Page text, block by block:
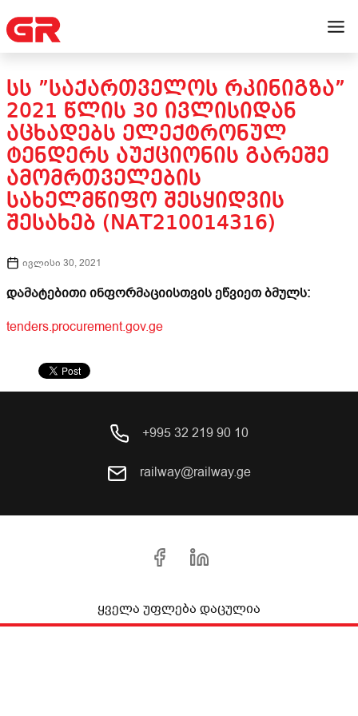
ᲡᲡ ”ᲡᲐᲥᲐᲠᲗᲕᲔᲚᲝᲡ ᲠᲙᲘᲜᲘᲒᲖᲐ”
2021 ᲬᲚᲘᲡ 30 ᲘᲕᲚᲘᲡᲘᲓᲐᲜ
ᲐᲪᲮᲐᲓᲔᲑᲡ ᲔᲚᲔᲥᲢᲠᲝᲜᲣᲚ
ᲢᲔᲜᲓᲔᲠᲡ ᲐᲣᲥᲪᲘᲝᲜᲘᲡ ᲒᲐᲠᲔᲨᲔ
ᲐᲛᲝᲛᲠᲗᲕᲔᲚᲔᲑᲘᲡ
ᲡᲐᲮᲔᲚᲛᲬᲘᲤᲝ ᲨᲔᲡᲧᲘᲓᲕᲘᲡ
ᲨᲔᲡᲐᲮᲔᲑ (NAT210014316)
ივლისი 30, 2021
დამატებითი ინფორმაციისთვის ეწვიეთ ბმულს:
tenders.procurement.gov.ge
+995 32 219 90 10
railway@railway.ge
ყველა უფლება დაცულია